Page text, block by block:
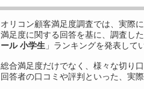
オリコン顧客満足度調査では、実際
満足度に関する回答を基に、調査した
ール 小学生 」ランキングを発表して
総合満足度だけでなく、様々な切り
回答者の口コミや評判といった、実